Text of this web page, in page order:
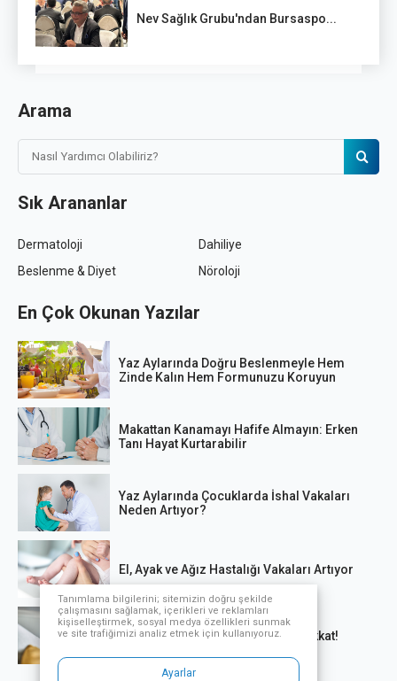
Nev Sağlık Grubu'ndan Bursaspo...
Arama
Sık Arananlar
Dermatoloji
Dahiliye
Beslenme & Diyet
Nöroloji
En Çok Okunan Yazılar
Yaz Aylarında Doğru Beslenmeyle Hem
Zinde Kalın Hem Formunuzu Koruyun
Makattan Kanamayı Hafife Almayın: Erken
Tanı Hayat Kurtarabilir
Yaz Aylarında Çocuklarda İshal Vakaları
Neden Artıyor?
El, Ayak ve Ağız Hastalığı Vakaları Artıyor
Ani kalp krizi kaynaklı ölümlere dikkat!
Tanımlama bilgilerini; sitemizin doğru şekilde
çalışmasını sağlamak, içerikleri ve reklamları
kişiselleştirmek, sosyal medya özellikleri sunmak
ve site trafiğimizi analiz etmek için kullanıyoruz.
Ayarlar